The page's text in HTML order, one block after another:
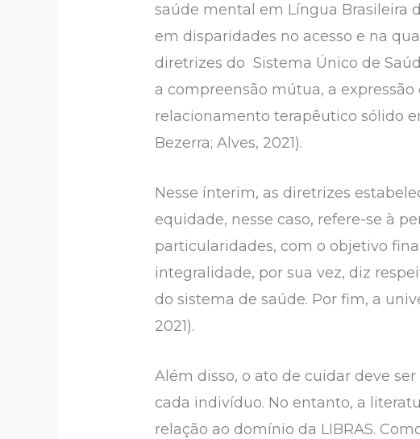
saúde mental em Língua Brasileira
em disparidades no acesso e na
diretrizes do Sistema Único de
a compreensão mútua, a
relacionamento terapêutico sólido
Bezerra; Alves, 2021).
Nesse ínterim, as diretrizes
equidade, nesse caso, refere-se à
particularidades, com o objetivo
integralidade, por sua vez, diz
do sistema de saúde. Por fim, a
2021).
Além disso, o ato de cuidar deve
cada indivíduo. No entanto, a
relação ao domínio da LIBRAS.